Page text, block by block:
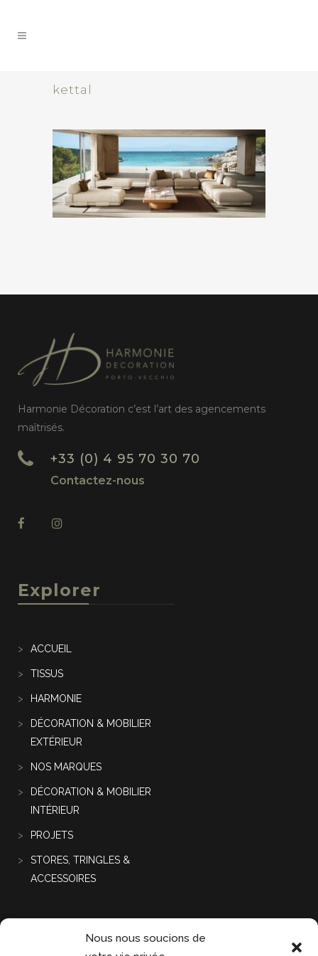
Nous nous soucions de
kettal
Harmonie Décoration c’est l’art des agencements
maîtrisés.
+33 (0) 4 95 70 30 70
Contactez-nous
Explorer
ACCUEIL
TISSUS
HARMONIE
DÉCORATION & MOBILIER
EXTÉRIEUR
NOS MARQUES
DÉCORATION & MOBILIER
INTÉRIEUR
PROJETS
STORES, TRINGLES &
ACCESSOIRES
Projets récentes